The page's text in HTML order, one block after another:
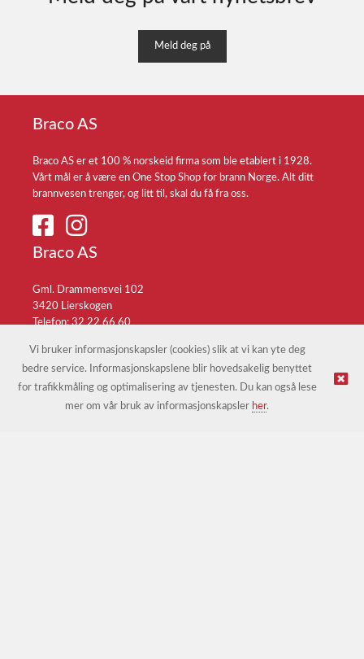
Meld deg på
Braco AS
Braco AS er et 100 % norskeid firma som ble etablert i 1928.
Vårt mål er å være en One Stop Shop for brann Norge. Alt ditt
brannvesen trenger, og litt til, skal du få fra oss.
Braco AS
Gml. Drammensvei 102
3420 Lierskogen
Telefon: 32 22 66 60
© Braco AS |Design&implementasjon av Kréatif
Vi bruker informasjonskapsler (cookies) slik at vi kan yte deg
bedre service. Informasjonskapslene blir hovedsakelig benyttet
for trafikkmåling og optimalisering av tjenesten. Du kan også lese
mer om vår bruk av informasjonskapsler her.